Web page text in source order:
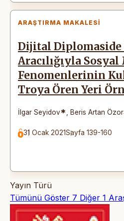
ARAŞTIRMA MAKALESI
Dijital
Aracılığıyla
Fenomenlerinin
Troya Ören Yeri
İlgar Seyidov* Beris Artan
31 Ocak 2021Sayfa 139-160
Yayın Türü
Tümünü Göster 7 Diğer 1